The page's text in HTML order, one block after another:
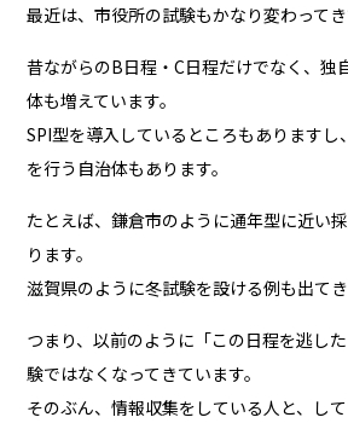
最近は、市役所の試験もかなり変わってき
昔ながらのB日程・C日程だけでなく、独
体も増えています。
SPI型を導入しているところもありますし
を行う自治体もあります。
たとえば、鎌倉市のように通年型に近い
ります。
滋賀県のように冬試験を設ける例も出てき
つまり、以前のように「この日程を逃し
験ではなくなってきています。
そのぶん、情報収集をしている人と、し